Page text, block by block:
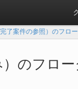
了案件の参照）のフロ
のフロ